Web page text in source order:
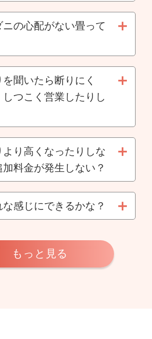
積りで子供が生まれる
。という嬉しいお話を
あります。
におすすめする畳表が
』です。
こちら
ニの心配がない畳って
ニの発生しにくい商品
す。
ちら
聞いたら断りにく
こく営業したりし
＝ご注文とは考えてい
こちら
より高くなったりしな
料金が発生しない？
ふすま）・障子・網戸
して基本的に追加料金
しません。
こちら
な感じにできるかな？
ションがあって自分好
にすることができま
もっと見る